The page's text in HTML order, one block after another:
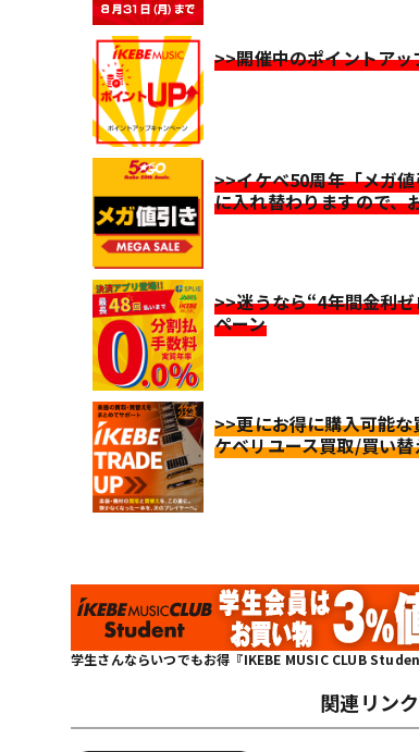
>>開催中のポイントア
>>イケベ50周年「メガ
に入れ替わりますので、
>>迷うなら“4年間金利
ペーン
>>更にお得に購入可能
ケベリユース買取/買い
学生さんならいつでもお得『IKEBE MUSIC CLUB
関連リンク